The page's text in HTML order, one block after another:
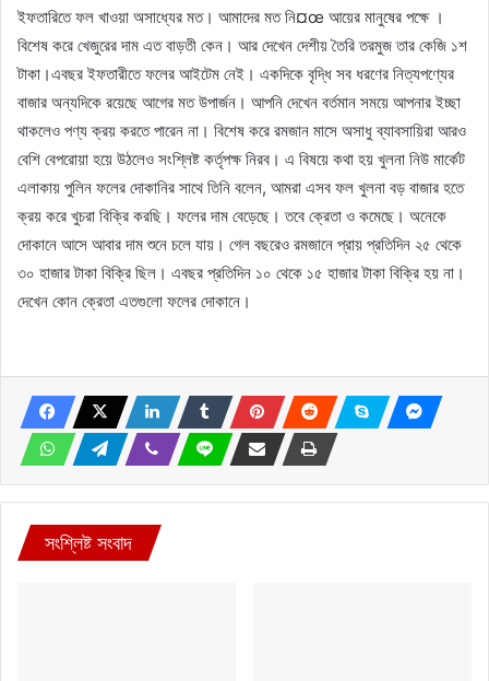
ইফতারিতে ফল খাওয়া অসাধ্যের মত। আমাদের মত নি¤œ আয়ের মানুষের পক্ষে ।
বিশেষ করে খেজুরের দাম এত বাড়তী কেন। আর দেখেন দেশীয় তৈরি তরমুজ তার কেজি ১শ
টাকা।এবছর ইফতারীতে ফলের আইটেম নেই। একদিকে বৃদ্ধি সব ধরণের নিত্যপণ্যের
বাজার অন্যদিকে রয়েছে আগের মত উপার্জন। আপনি দেখেন বর্তমান সময়ে আপনার ইচ্ছা
থাকলেও পণ্য ক্রয় করতে পারেন না। বিশেষ করে রমজান মাসে অসাধু ব্যাবসায়িরা আরও
বেশি বেপরোয়া হয়ে উঠলেও সংশ্লিষ্ট কর্তৃপক্ষ নিরব। এ বিষয়ে কথা হয় খুলনা নিউ মার্কেট
এলাকায় পুলিন ফলের দোকানির সাথে তিনি বলেন, আমরা এসব ফল খুলনা বড় বাজার হতে
ক্রয় করে খুচরা বিক্রি করছি। ফলের দাম বেড়েছে। তবে ক্রেতা ও কমেছে। অনেকে
দোকানে আসে আবার দাম শুনে চলে যায়। গেল বছরেও রমজানে প্রায় প্রতিদিন ২৫ থেকে
৩০ হাজার টাকা বিক্রি ছিল। এবছর প্রতিদিন ১০ থেকে ১৫ হাজার টাকা বিক্রি হয় না।
দেখেন কোন ক্রেতা এতগুলো ফলের দোকানে।
সংশ্লিষ্ট সংবাদ